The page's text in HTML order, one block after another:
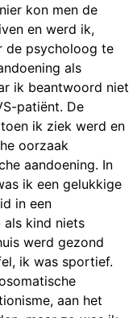
kon men de
en werd ik,
de psycholoog te
als
ik beantwoord niet
patiënt. De
ik ziek werd en
oorzaak
aandoening. In
ik een gelukkige
in een
als kind niets
werd gezond
ik was sportief.
aan het